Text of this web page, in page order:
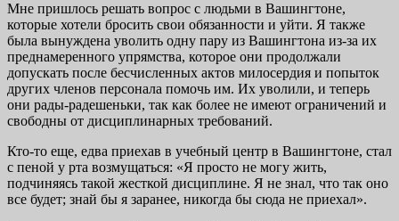
Мне пришлось решать вопрос с людьми в Вашингтоне,
которые хотели бросить свои обязанности и уйти. Я также
была вынуждена уволить одну пару из Вашингтона из-за их
преднамеренного упрямства, которое они продолжали
допускать после бесчисленных актов милосердия и попыток
других членов персонала помочь им. Их уволили, и теперь
они рады-радешеньки, так как более не имеют ограничений и
свободны от дисциплинарных требований.
Кто-то еще, едва приехав в учебный центр в Вашингтоне, стал
с пеной у рта возмущаться: «Я просто не могу жить,
подчиняясь такой жесткой дисциплине. Я не знал, что так оно
все будет; знай бы я заранее, никогда бы сюда не приехал».